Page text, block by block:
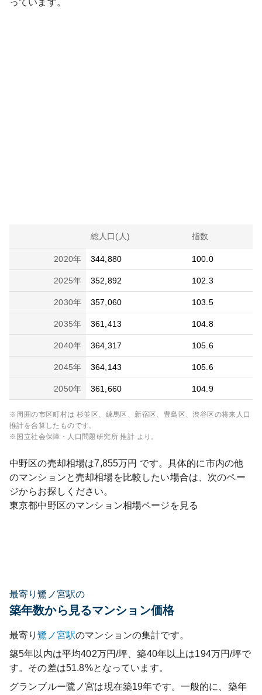
っています。
総人口(人) 指数
2020年 344,880 100.0
2025年 352,892 102.3
2030年 357,060 103.5
2035年 361,413 104.8
2040年 364,317 105.6
2045年 364,143 105.6
2050年 361,660 104.9
※周囲の市区町村は 杉並区、練馬区、新宿区、豊島区、渋谷区の将来人口
推計を合算したものです。
※国立社会保障・人口問題研究所 推計 より。
中野区の売却相場は7,855万円 です。具体的に市内の他
のマンションと売却相場を比較したい場合は、次のペー
ジからお探しください。
東京都中野区のマンション相場ページを見る
最寄り鷺ノ宮駅の
築年数から見るマンション価格
最寄り鷺ノ宮駅のマンションの集計です。
築5年以内は平均402万円/坪、築40年以上は194万円/坪で
す。その差は51.8%となっています。
グランブルー鷺ノ宮は現在築19年です。一般的に、築年